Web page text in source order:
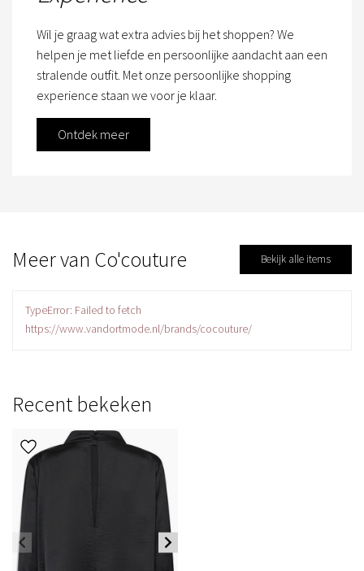
Wil je graag wat extra advies bij het shoppen? We
helpen je met liefde en persoonlijke aandacht aan een
stralende outfit. Met onze persoonlijke shopping
experience staan we voor je klaar.
Ontdek meer
Meer van Co'couture Bekijk alle items
TypeError: Failed to fetch
https://www.vandortmode.nl/brands/cocouture/
Recent bekeken